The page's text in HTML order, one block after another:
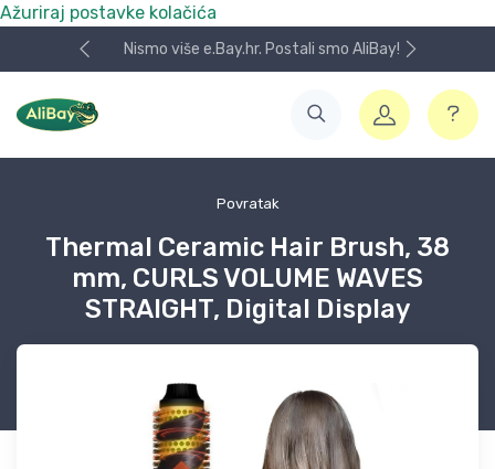
Ažuriraj postavke kolačića
Nismo više e.Bay.hr. Postali smo AliBay!
Povratak
Thermal Ceramic Hair Brush, 38
mm, CURLS VOLUME WAVES
STRAIGHT, Digital Display